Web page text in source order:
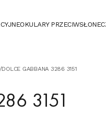
OKULARY
DOLCE GABBANA 3286 3151
3151